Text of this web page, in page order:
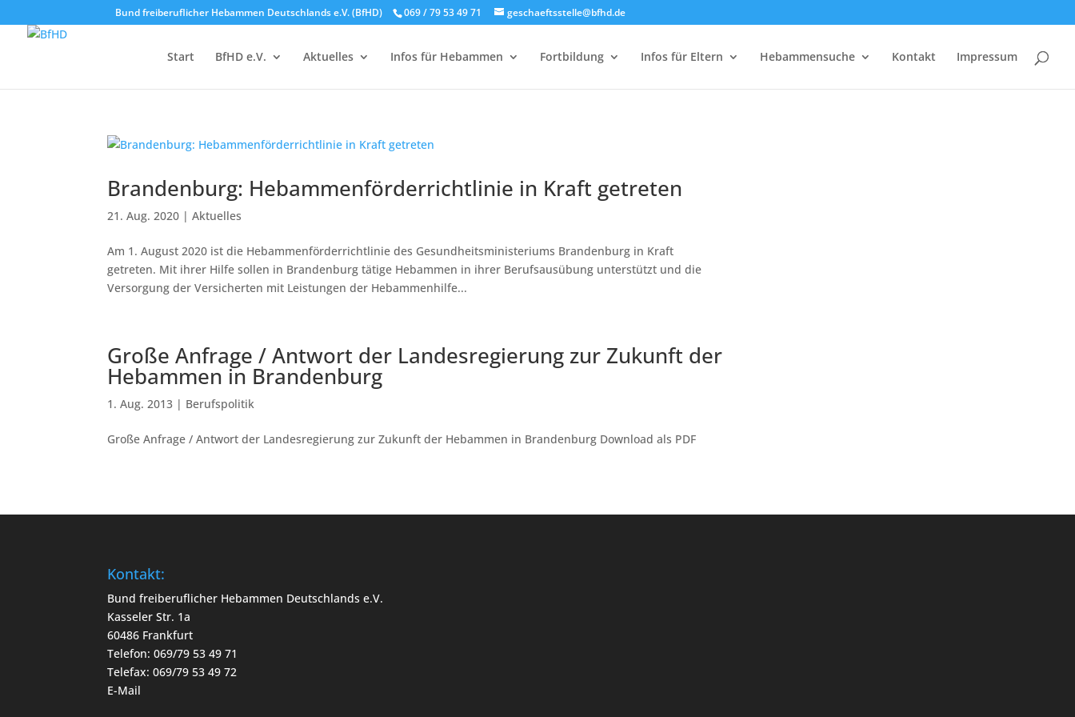
Bund freiberuflicher Hebammen Deutschlands e.V. (BfHD) 069 / 79 53 49 71 geschaeftsstelle@bfhd.de
Start BfHD e.V. Aktuelles Infos für Hebammen Fortbildung Infos für Eltern Hebammensuche Kontakt Impressum
Brandenburg: Hebammenförderrichtlinie in Kraft getreten
21. Aug. 2020 |Aktuelles
Am 1. August 2020 ist die Hebammenförderrichtlinie des Gesundheitsministeriums Brandenburg in Kraft
getreten. Mit ihrer Hilfe sollen in Brandenburg tätige Hebammen in ihrer Berufsausübung unterstützt und die
Versorgung der Versicherten mit Leistungen der Hebammenhilfe...
Große Anfrage / Antwort der Landesregierung zur Zukunft der
Hebammen in Brandenburg
1. Aug. 2013 | Berufspolitik
Große Anfrage / Antwort der Landesregierung zur Zukunft der Hebammen in Brandenburg Download als PDF
Kontakt:
Bund freiberuflicher Hebammen Deutschlands e.V.
Kasseler Str. 1a
60486 Frankfurt
Telefon: 069/79 53 49 71
Telefax: 069/79 53 49 72
E-Mail